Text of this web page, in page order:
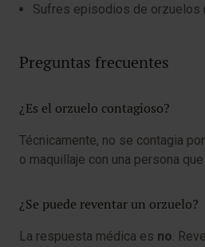
Sufres episodios de orzuelos
Preguntas frecuentes
¿Es el orzuelo contagioso?
Técnicamente, no se contagia
o maquillaje con una persona
¿Se puede reventar un orzuelo?
La respuesta médica es no.